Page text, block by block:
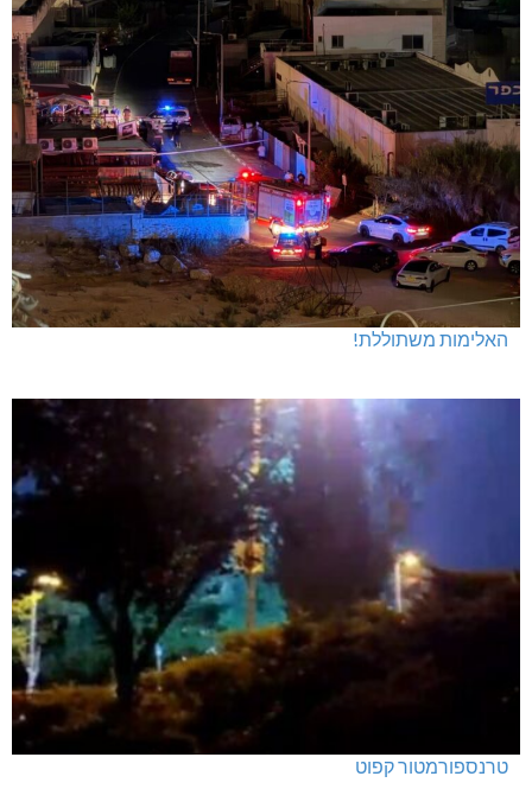
האלימות משתוללת!
טרנספורמטור קפוט